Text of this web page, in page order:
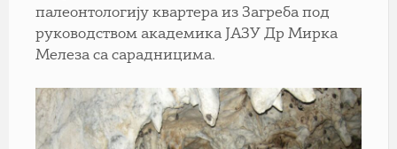
палеонтологију квартера из Загреба под
руководством академика ЈАЗУ Др Мирка
Мелеза са сарадницима.